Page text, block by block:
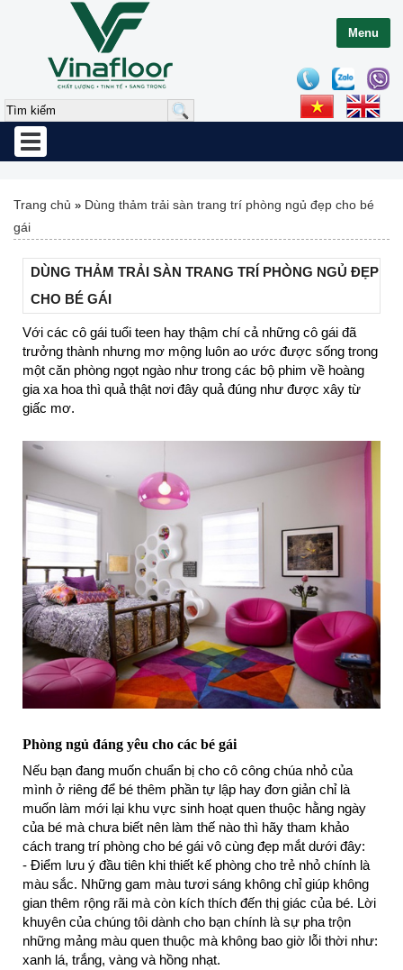
Menu
Toggle
navigation
Trang chủ » Dùng thảm trải sàn trang trí phòng ngủ đẹp cho bé
gái
DÙNG THẢM TRẢI SÀN TRANG TRÍ PHÒNG NGỦ ĐẸP
CHO BÉ GÁI
Với các cô gái tuổi teen hay thậm chí cả những cô gái đã
trưởng thành nhưng mơ mộng luôn ao ước được sống trong
một căn phòng ngọt ngào như trong các bộ phim về hoàng
gia xa hoa thì quả thật nơi đây quả đúng như được xây từ
giấc mơ.
Phòng ngủ đáng yêu cho các bé gái
Nếu bạn đang muốn chuẩn bị cho cô công chúa nhỏ của
mình ở riêng để bé thêm phần tự lập hay đơn giản chỉ là
muốn làm mới lại khu vực sinh hoạt quen thuộc hằng ngày
của bé mà chưa biết nên làm thế nào thì hãy tham khảo
cách trang trí phòng cho bé gái vô cùng đẹp mắt dưới đây:
- Điểm lưu ý đầu tiên khi thiết kế phòng cho trẻ nhỏ chính là
màu sắc. Những gam màu tươi sáng không chỉ giúp không
gian thêm rộng rãi mà còn kích thích đến thị giác của bé. Lời
khuyên của chúng tôi dành cho bạn chính là sự pha trộn
những mảng màu quen thuộc mà không bao giờ lỗi thời như:
xanh lá, trắng, vàng và hồng nhạt.